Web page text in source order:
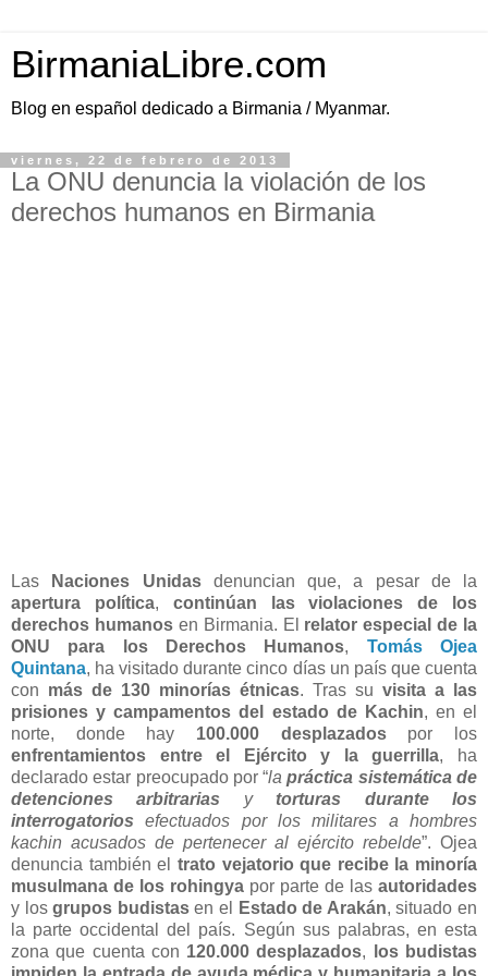
BirmaniaLibre.com
Blog en español dedicado a Birmania / Myanmar.
viernes, 22 de febrero de 2013
La ONU denuncia la violación de los
derechos humanos en Birmania
Las Naciones Unidasdenuncian que, a pesar de la
apertura política, continúan las violaciones de los
derechos humanosen Birmania. El relator especial de la
ONU para los Derechos Humanos, Tomás Ojea
Quintana, ha visitado durante cinco días un país que cuenta
con más de 130 minorías étnicas. Tras su visita a las
prisiones y campamentos del estado de Kachin, en el
norte, donde hay 100.000 desplazadospor los
enfrentamientos entre el Ejército y la guerrilla, ha
declarado estar preocupado por “lapráctica sistemática de
detenciones arbitrarias y torturas durante los
interrogatorios efectuados por los militares a hombres
kachin acusados de pertenecer al ejército rebelde”. Ojea
denuncia también el trato vejatorio que recibe la minoría
musulmana de los rohingya por parte de las autoridades
y losgrupos budistasen el Estado de Arakán, situado en
la parte occidental del país. Según sus palabras, en esta
zona que cuenta con 120.000 desplazados,
los budistas